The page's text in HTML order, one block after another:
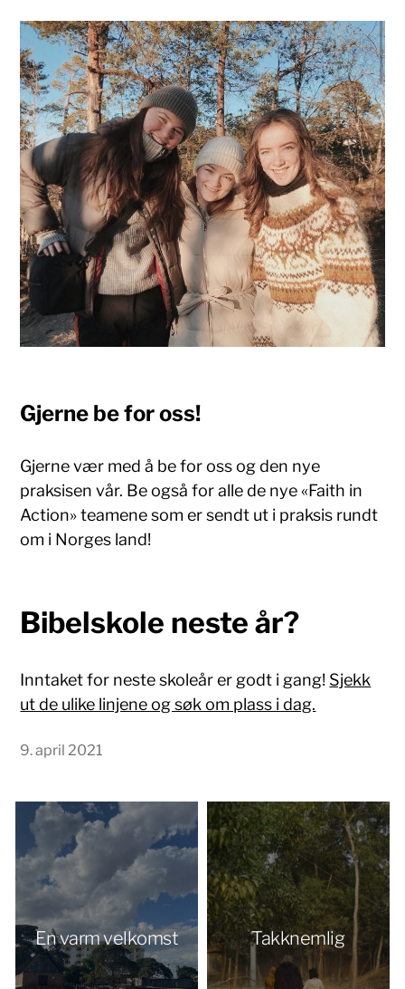
Gjerne be for oss!
Gjerne vær med å be for oss og den nye
praksisen vår. Be også for alle de nye «Faith in
Action» teamene som er sendt ut i praksis rundt
om i Norges land!
Bibelskole neste år?
Inntaket for neste skoleår er godt i gang! Sjekk
ut de ulike linjene og søk om plass i dag.
9. april 2021
En varm velkomst Takknemlig